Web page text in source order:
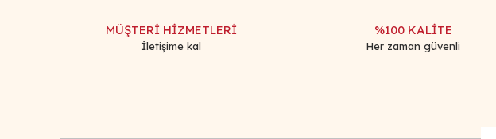
Ürün fiyatı diğer sitelerden daha pahalı.
MÜŞTERİ HİZMETLERİ
İletişime kal
%100 KALİTE
Her zaman güvenli